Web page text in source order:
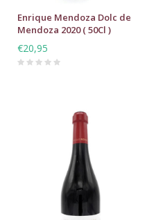
Enrique Mendoza Dolc de
Mendoza 2020 ( 50Cl )
€20,95